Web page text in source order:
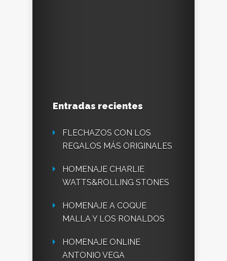
Entradas recientes
FLECHAZOS CON LOS
REGALOS MÁS ORIGINALES
HOMENAJE CHARLIE
WATTS&ROLLING STONES
HOMENAJE A COQUE
MALLA Y LOS RONALDOS
HOMENAJE ONLINE
ANTONIO VEGA